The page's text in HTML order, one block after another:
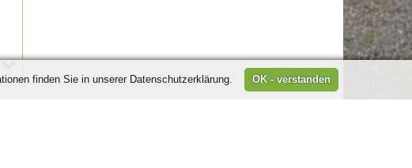
finden Sie in unserer Datenschutzerklärung.